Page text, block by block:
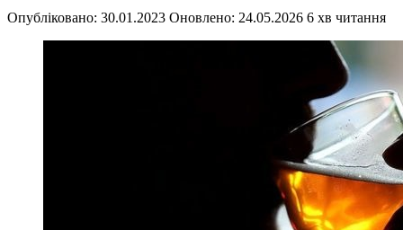
Опубліковано: 30.01.2023 Оновлено: 24.05.2026 6 хв читання